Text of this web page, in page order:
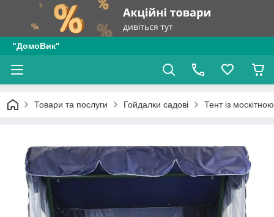
"ДомоВик"
Товари та послуги Гойдалки садові Тент із